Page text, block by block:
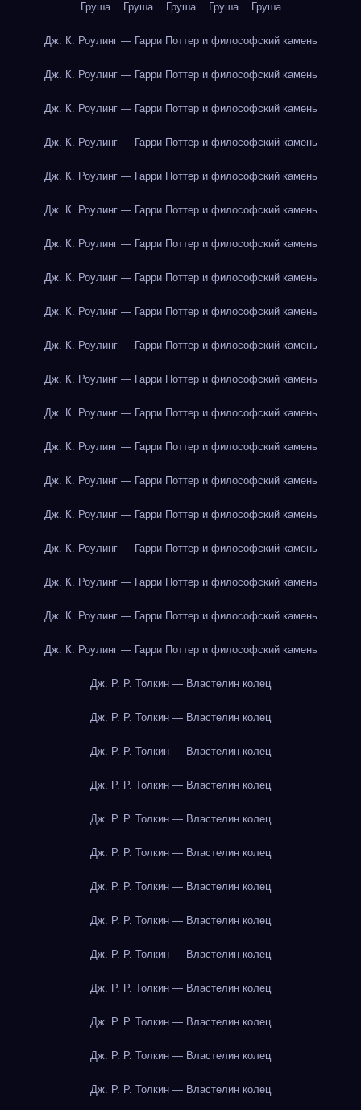
Груша Груша Груша Груша Груша
Дж. К. Роулинг — Гарри Поттер и философский камень
Дж. К. Роулинг — Гарри Поттер и философский камень
Дж. К. Роулинг — Гарри Поттер и философский камень
Дж. К. Роулинг — Гарри Поттер и философский камень
Дж. К. Роулинг — Гарри Поттер и философский камень
Дж. К. Роулинг — Гарри Поттер и философский камень
Дж. К. Роулинг — Гарри Поттер и философский камень
Дж. К. Роулинг — Гарри Поттер и философский камень
Дж. К. Роулинг — Гарри Поттер и философский камень
Дж. К. Роулинг — Гарри Поттер и философский камень
Дж. К. Роулинг — Гарри Поттер и философский камень
Дж. К. Роулинг — Гарри Поттер и философский камень
Дж. К. Роулинг — Гарри Поттер и философский камень
Дж. К. Роулинг — Гарри Поттер и философский камень
Дж. К. Роулинг — Гарри Поттер и философский камень
Дж. К. Роулинг — Гарри Поттер и философский камень
Дж. К. Роулинг — Гарри Поттер и философский камень
Дж. К. Роулинг — Гарри Поттер и философский камень
Дж. К. Роулинг — Гарри Поттер и философский камень
Дж. Р. Р. Толкин — Властелин колец
Дж. Р. Р. Толкин — Властелин колец
Дж. Р. Р. Толкин — Властелин колец
Дж. Р. Р. Толкин — Властелин колец
Дж. Р. Р. Толкин — Властелин колец
Дж. Р. Р. Толкин — Властелин колец
Дж. Р. Р. Толкин — Властелин колец
Дж. Р. Р. Толкин — Властелин колец
Дж. Р. Р. Толкин — Властелин колец
Дж. Р. Р. Толкин — Властелин колец
Дж. Р. Р. Толкин — Властелин колец
Дж. Р. Р. Толкин — Властелин колец
Дж. Р. Р. Толкин — Властелин колец